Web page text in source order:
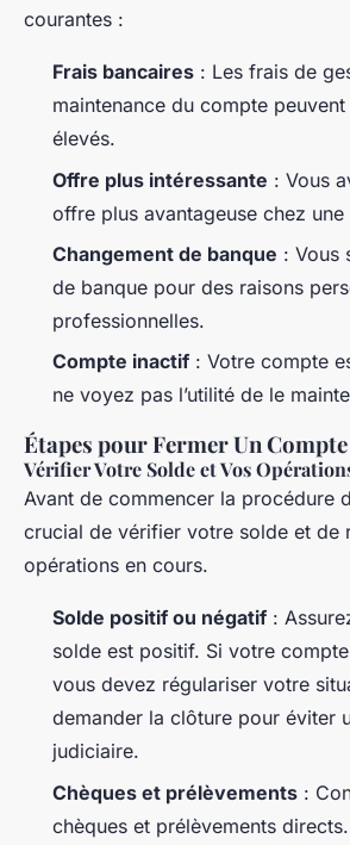
courantes :
Frais bancaires : Les frais de
maintenance du compte
élevés.
Offre plus intéressante : Vous
offre plus avantageuse chez une
Changement de banque : Vous
de banque pour des raisons
professionnelles.
Compte inactif : Votre compte
ne voyez pas l’utilité de le
Étapes pour Fermer Un
Vérifier Votre Solde et Vos
Avant de commencer la procédure
crucial de vérifier votre solde et de
opérations en cours.
Solde positif ou négatif :
solde est positif. Si votre
vous devez régulariser votre
demander la clôture pour éviter
judiciaire.
Chèques et prélèvements :
chèques et prélèvements